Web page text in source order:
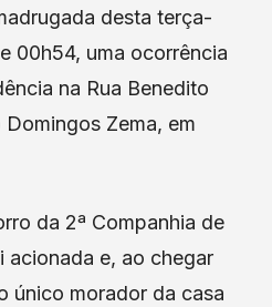
desta terça-
00h54, uma ocorrência
na Rua Benedito
Zema, em
da 2ª Companhia de
acionada e, ao chegar
único morador da casa